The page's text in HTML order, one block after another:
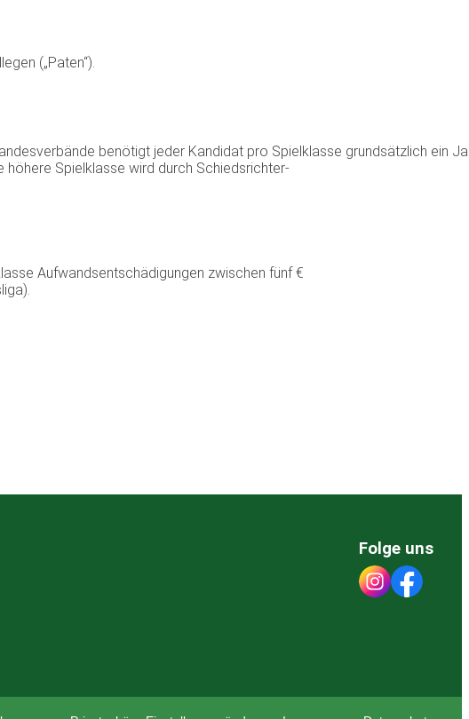
(„Paten“).
benötigt jeder Kandidat pro Spielklasse grundsätzlich ein
Spielklasse wird durch Schiedsrichter-
Aufwandsentschädigungen zwischen fünf €
Folge uns